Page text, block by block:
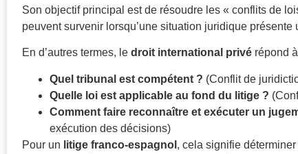
Son objectif principal est de résoudre les « conflits de
peuvent survenir lorsqu’une situation juridique
En d’autres termes, ledroit international privé répond
Quel tribunal est compétent ? (Conflit de
Quelle loi est applicable au fond du litige ?
Comment faire reconnaître et exécuter un
exécution des décisions)
Pour un litige franco-espagnol , cela signifie